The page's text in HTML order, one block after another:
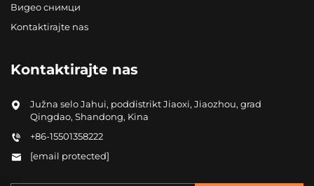
Видео снимци
Kontaktirajte nas
Kontaktirajte nas
Južna selo Jahui, poddistrikt Jiaoxi, Jiaozhou, grad
Qingdao, Shandong, Kina
+86-15501358222
[email protected]